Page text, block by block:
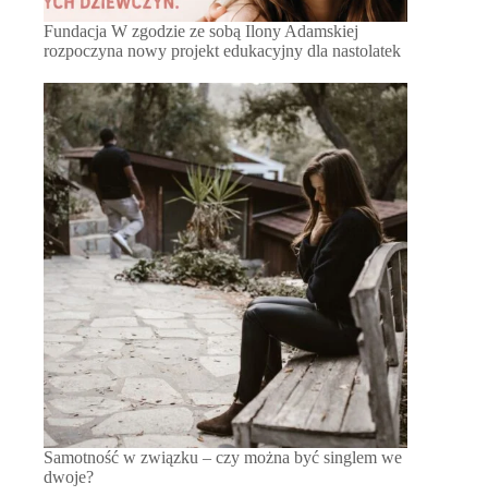
Fundacja W zgodzie ze sobą Ilony Adamskiej
rozpoczyna nowy projekt edukacyjny dla nastolatek
Samotność w związku – czy można być singlem we
dwoje?